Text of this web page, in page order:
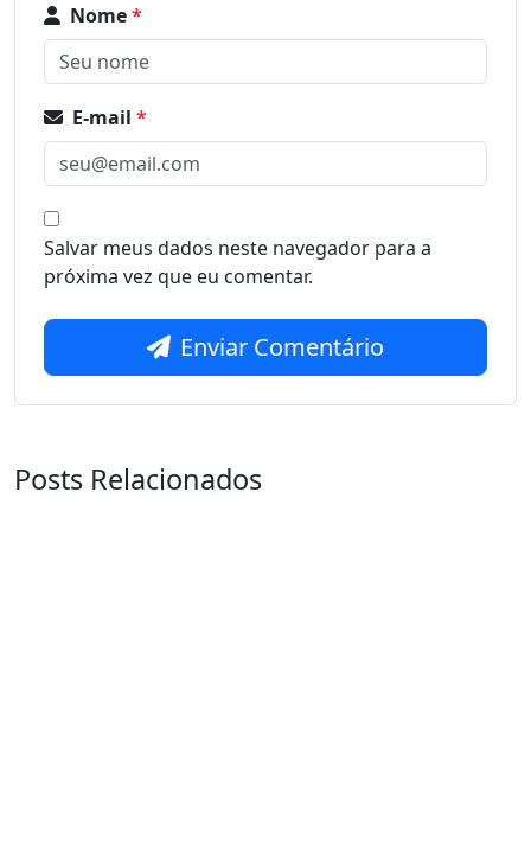
Nome*
E-mail *
Salvar meus dados neste navegador para a
próxima vez que eu comentar.
Enviar Comentário
Posts Relacionados